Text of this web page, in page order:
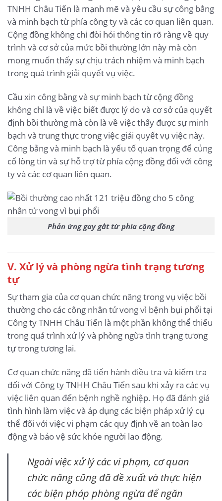
TNHH Châu Tiến là mạnh mẽ và yêu cầu sự công bằng
và minh bạch từ phía công ty và các cơ quan liên quan.
Cộng đồng không chỉ đòi hỏi thông tin rõ ràng về quy
trình và cơ sở của mức bồi thường lớn này mà còn
mong muốn thấy sự chịu trách nhiệm và minh bạch
trong quá trình giải quyết vụ việc.
Cầu xin công bằng và sự minh bạch từ cộng đồng
không chỉ là về việc biết được lý do và cơ sở của quyết
định bồi thường mà còn là về việc thấy được sự minh
bạch và trung thực trong việc giải quyết vụ việc này.
Công bằng và minh bạch là yếu tố quan trọng để củng
cố lòng tin và sự hỗ trợ từ phía cộng đồng đối với công
ty và các cơ quan liên quan.
Phản ứng gay gắt từ phía cộng đồng
V. Xử lý và phòng ngừa tình trạng tương
tự
Sự tham gia của cơ quan chức năng trong vụ việc bồi
thường cho các công nhân tử vong vì bệnh bụi phổi tại
Công ty TNHH Châu Tiến là một phần không thể thiếu
trong quá trình xử lý và phòng ngừa tình trạng tương
tự trong tương lai.
Cơ quan chức năng đã tiến hành điều tra và kiểm tra
đối với Công ty TNHH Châu Tiến sau khi xảy ra các vụ
việc liên quan đến bệnh nghề nghiệp. Họ đã đánh giá
tình hình làm việc và áp dụng các biện pháp xử lý cụ
thể đối với việc vi phạm các quy định về an toàn lao
động và bảo vệ sức khỏe người lao động.
Ngoài việc xử lý các vi phạm, cơ quan
chức năng cũng đã đề xuất và thực hiện
các biện pháp phòng ngừa để ngăn